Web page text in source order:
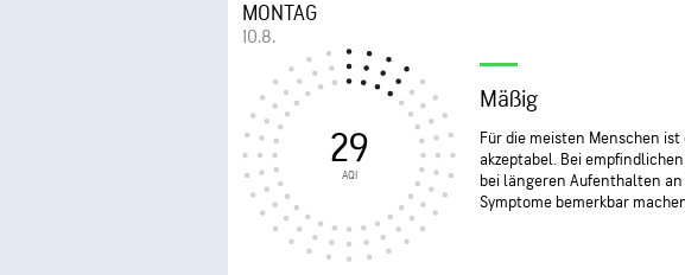
MONTAG
10.8.
29
AQI
Mäßig
Für die meisten Menschen
akzeptabel. Bei
bei längeren Aufenthalten
Symptome bemerkbar